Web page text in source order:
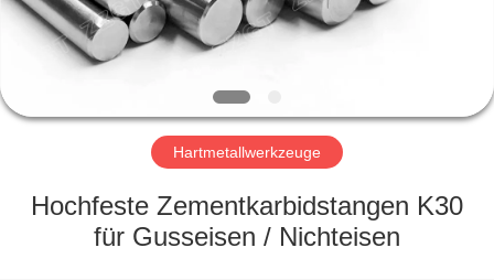
ÜBER
UNS
FABRIK-
QUALITÄTSKONTROLLE
Hartmetallwerkzeuge
Hochfeste Zementkarbidstangen K30
für Gusseisen / Nichteisen